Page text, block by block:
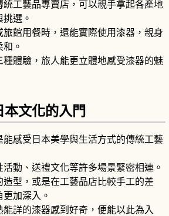
工藝品專賣店，可以親手拿起各產地
選。
館用餐時，還能實際使用漆器，親身
。
體驗，旅人能更立體地感受漆器的魅
文化的入門
感受日本美學與生活方式的傳統工藝
動、送禮文化等許多場景緊密相連。
型，或是在工藝品店比較手工的差
加深入。
詳的漆器感到好奇，便能以此為入